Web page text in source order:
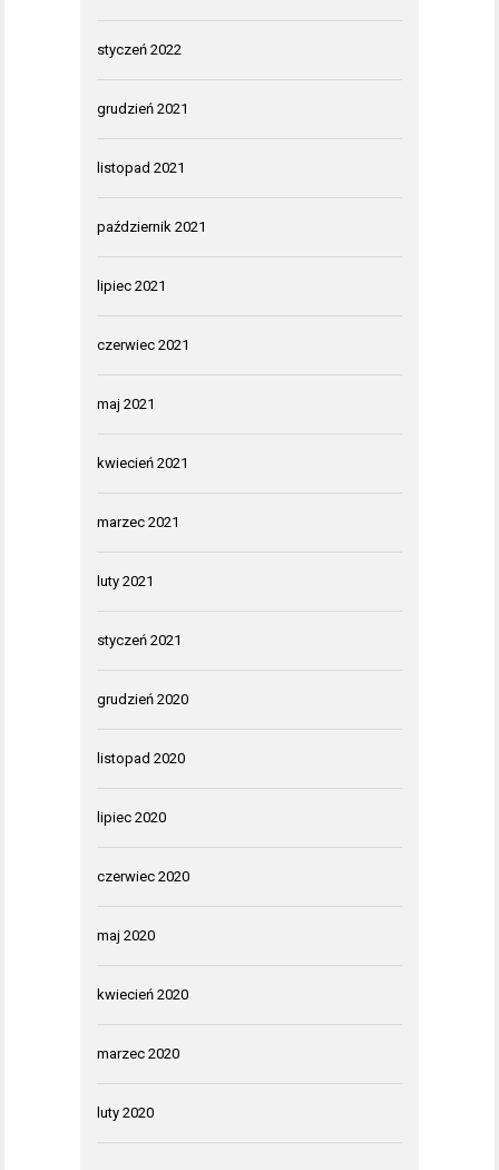
styczeń 2022
grudzień 2021
listopad 2021
październik 2021
lipiec 2021
czerwiec 2021
maj 2021
kwiecień 2021
marzec 2021
luty 2021
styczeń 2021
grudzień 2020
listopad 2020
lipiec 2020
czerwiec 2020
maj 2020
kwiecień 2020
marzec 2020
luty 2020